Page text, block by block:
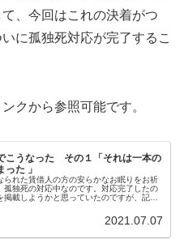
、今回はこれの決着がつ
に孤独死対応が完了するこ
クから参照可能です。
こうなった その１「それは一本の
った 」
られた賃借人の方の安らかなお眠りをお祈
孤独死の対応中なのです。対応完了したの
掲載しようかと思っていたのですが、記憶
2021.07.07